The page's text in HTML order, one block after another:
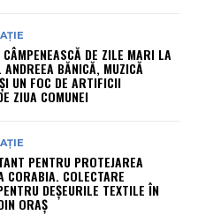
CÂMPENEASCĂ DE ZILE MARI LA
ANDREEA BĂNICĂ, MUZICĂ
UN FOC DE ARTIFICII
ZIUA COMUNEI
PENTRU PROTEJAREA
CORABIA. COLECTARE
DEȘEURILE TEXTILE ÎN
ORAȘ